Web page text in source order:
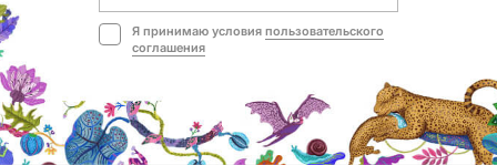
Я принимаю условия пользовательского
соглашения